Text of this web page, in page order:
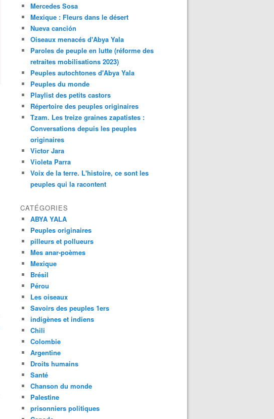
Mercedes Sosa
Mexique : Fleurs dans le désert
Nueva canción
Oiseaux menacés d'Abya Yala
Paroles de peuple en lutte (réforme des
retraites mobilisations 2023)
Peuples autochtones d'Abya Yala
Peuples du monde
Playlist des petits castors
Répertoire des peuples originaires
Tzam. Les treize graines zapatistes :
Conversations depuis les peuples
originaires
Victor Jara
Violeta Parra
Voix de la terre. L'histoire, ce sont les
peuples qui la racontent
CATÉGORIES
ABYA YALA
Peuples originaires
pilleurs et pollueurs
Mes anar-poèmes
Mexique
Brésil
Pérou
Les oiseaux
Savoirs des peuples 1ers
indigènes et indiens
Chili
Colombie
Argentine
Droits humains
Santé
Chanson du monde
Palestine
prisonniers politiques